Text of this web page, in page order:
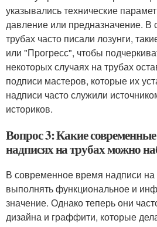
указывались технические
давление или предназначение. В
трубах часто писали лозунги,
или "Прогресс", чтобы
некоторых случаях на трубах
подписи мастеров, которые их
надписи часто служили
историков.
Вопрос 3: Какие
надписях на трубах можно
В современное время надписи
выполнять функциональное и
значение. Однако теперь они
дизайна и граффити, которые